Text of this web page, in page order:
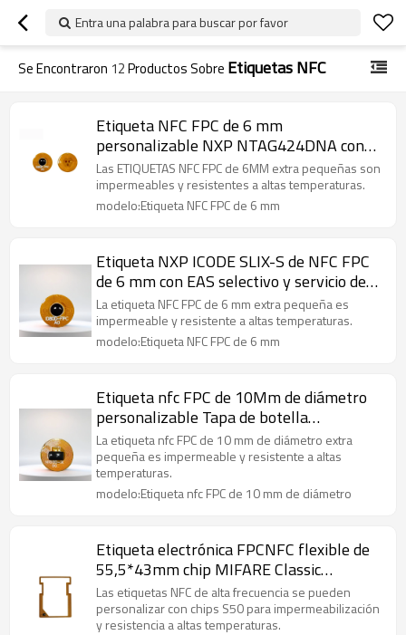
Entra una palabra para buscar por favor
Se Encontraron 12Productos Sobre Etiquetas NFC
Etiqueta NFC FPC de 6 mm
personalizable NXP NTAG424DNA con
autenticación de mensaje/etiqueta de ID
aleatoria de privacidad AES: servicio de
seguridad de clave de 128 bits
Las ETIQUETAS NFC FPC de 6MM extra pequeñas son
impermeables y resistentes a altas temperaturas.
modelo:Etiqueta NFC FPC de 6 mm
Etiqueta NXP ICODE SLIX-S de NFC FPC
de 6 mm con EAS selectivo y servicio de
seguridad de etiqueta NFC 15693
La etiqueta NFC FPC de 6 mm extra pequeña es
impermeable y resistente a altas temperaturas.
modelo:Etiqueta NFC FPC de 6 mm
Etiqueta nfc FPC de 10Mm de diámetro
personalizable Tapa de botella
farmacéutica integrada resistente a altas
temperaturas, inyectable
La etiqueta nfc FPC de 10 mm de diámetro extra
pequeña es impermeable y resistente a altas
temperaturas.
modelo:Etiqueta nfc FPC de 10 mm de diámetro
Etiqueta electrónica FPCNFC flexible de
55,5*43mm chip MIFARE Classic
EV1/S50 de alta frecuencia resistente al
agua y a altas temperaturas
Las etiquetas NFC de alta frecuencia se pueden
personalizar con chips S50 para impermeabilización
y resistencia a altas temperaturas.